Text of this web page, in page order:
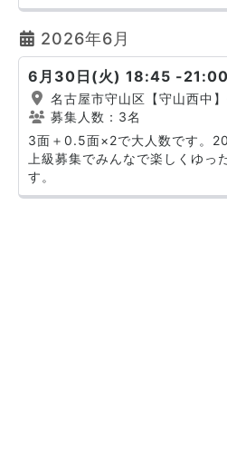
2026年6月
6月30日(火) 18:45 -21:00
名古屋市守山区【守山西中
募集人数：3名
3面＋0.5面×2で大人数です。
上級募集でみんなで楽しくゆっ
す。